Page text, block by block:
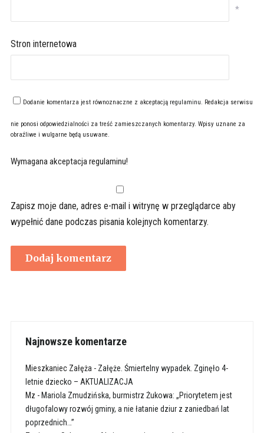
*
Stron internetowa
Dodanie komentarza jest równoznaczne z akceptacją regulaminu. Redakcja serwisu
nie ponosi odpowiedzialności za treść zamieszczanych komentarzy. Wpisy uznane za
obraźliwe i wulgarne będą usuwane.
Wymagana akceptacja regulaminu!
Zapisz moje dane, adres e-mail i witrynę w przeglądarce aby
wypełnić dane podczas pisania kolejnych komentarzy.
Najnowsze komentarze
Mieszkaniec Załęża - Załęże. Śmiertelny wypadek. Zginęło 4-
letnie dziecko – AKTUALIZACJA
Mz - Mariola Zmudzińska, burmistrz Żukowa: „Priorytetem jest
długofalowy rozwój gminy, a nie łatanie dziur z zaniedbań lat
poprzednich…”